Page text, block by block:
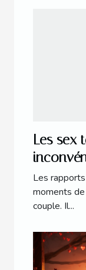
Les sex
Les
moments de
couple. Il...